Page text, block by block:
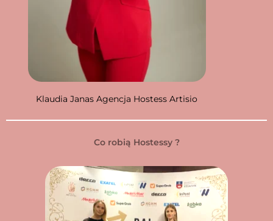
Klaudia Janas Agencja Hostess Artisio
Co robią Hostessy ?